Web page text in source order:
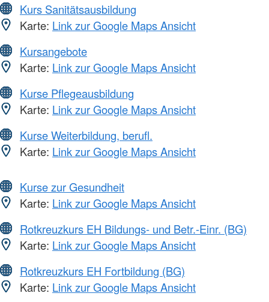
Kurs Sanitätsausbildung
Karte: Link zur Google Maps Ansicht
Kursangebote
Karte: Link zur Google Maps Ansicht
Kurse Pflegeausbildung
Karte: Link zur Google Maps Ansicht
Kurse Weiterbildung, berufl.
Karte: Link zur Google Maps Ansicht
Kurse zur Gesundheit
Karte: Link zur Google Maps Ansicht
Rotkreuzkurs EH Bildungs- und Betr.-Einr. (BG)
Karte: Link zur Google Maps Ansicht
Rotkreuzkurs EH Fortbildung (BG)
Karte: Link zur Google Maps Ansicht